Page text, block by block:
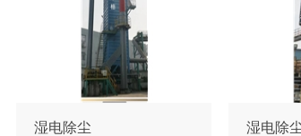
湿电除尘 湿电除